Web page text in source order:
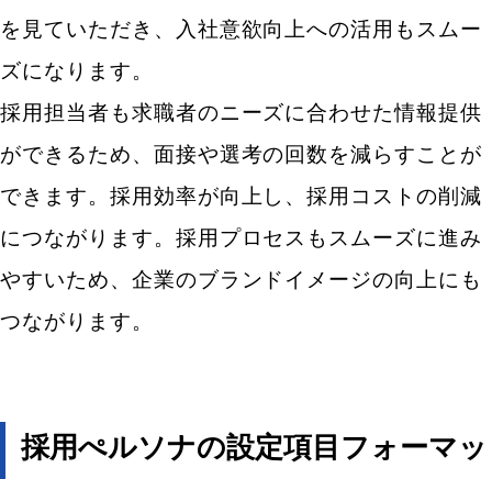
を見ていただき、入社意欲向上への活用もスムー
ズになります。
採用担当者も求職者のニーズに合わせた情報提供
ができるため、面接や選考の回数を減らすことが
できます。採用効率が向上し、採用コストの削減
につながります。採用プロセスもスムーズに進み
やすいため、企業のブランドイメージの向上にも
つながります。
採用ぺルソナの設定項目フォーマッ